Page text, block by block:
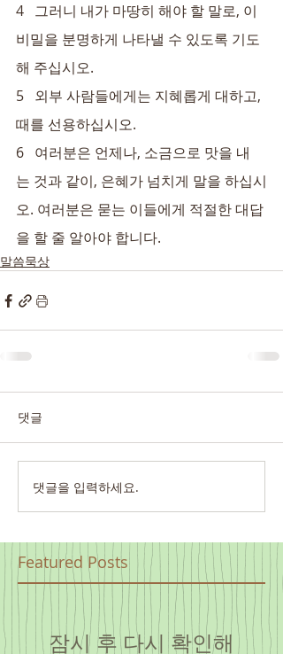
4   그러니 내가 마땅히 해야 할 말로, 이
비밀을 분명하게 나타낼 수 있도록 기도
해 주십시오.
5   외부 사람들에게는 지혜롭게 대하고,
때를 선용하십시오.
6   여러분은 언제나, 소금으로 맛을 내
는 것과 같이, 은혜가 넘치게 말을 하십시
오. 여러분은 묻는 이들에게 적절한 대답
을 할 줄 알아야 합니다.
말씀묵상
댓글
댓글을 입력하세요.
Featured Posts
잠시 후 다시 확인해